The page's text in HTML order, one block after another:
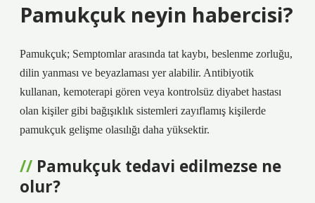
Pamukçuk neyin habercisi?
Pamukçuk; Semptomlar arasında tat kaybı, beslenme zorluğu,
dilin yanması ve beyazlaması yer alabilir. Antibiyotik
kullanan, kemoterapi gören veya kontrolsüz diyabet hastası
olan kişiler gibi bağışıklık sistemleri zayıflamış kişilerde
pamukçuk gelişme olasılığı daha yüksektir.
Pamukçuk tedavi edilmezse ne
olur?